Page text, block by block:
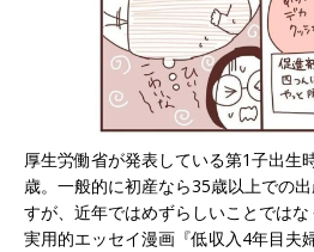
厚生労働省が発表している第1子出生
歳。一般的に初産なら35歳以上での
すが、近年ではめずらしいことではな
実用的エッセイ漫画『低収入4年目夫